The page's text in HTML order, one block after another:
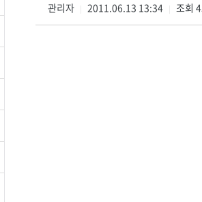
종영프로그램
관리자 2011.06.13 13:34 조회